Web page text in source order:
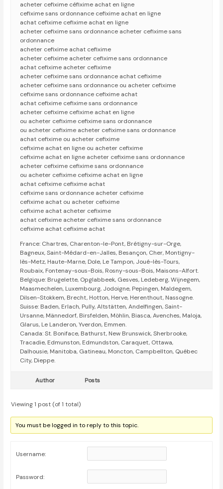
acheter cefixime céfixime achat en ligne
cefixime sans ordonnance cefixime achat en ligne
achat cefixime cefixime achat en ligne
acheter cefixime sans ordonnance acheter cefixime sans
ordonnance
acheter cefixime achat cefixime
acheter cefixime acheter cefixime sans ordonnance
achat cefixime acheter cefixime
acheter cefixime sans ordonnance achat cefixime
acheter cefixime sans ordonnance ou acheter cefixime
cefixime sans ordonnance cefixime achat
achat cefixime cefixime sans ordonnance
acheter cefixime cefixime achat en ligne
ou acheter cefixime cefixime sans ordonnance
ou acheter cefixime acheter cefixime sans ordonnance
achat cefixime ou acheter cefixime
cefixime achat en ligne ou acheter cefixime
cefixime achat en ligne acheter cefixime sans ordonnance
acheter cefixime cefixime sans ordonnance
ou acheter cefixime cefixime achat en ligne
achat cefixime cefixime achat
cefixime sans ordonnance acheter cefixime
cefixime achat ou acheter cefixime
cefixime achat acheter cefixime
achat cefixime acheter cefixime sans ordonnance
cefixime achat cefixime achat
France: Chartres, Charenton-le-Pont, Brétigny-sur-Orge,
Bagneux, Saint-Médard-en-Jalles, Besançon, Cher, Montigny-
lès-Metz, Haute-Marne, Dole, Le Tampon, Joué-lès-Tours,
Roubaix, Fontenay-sous-Bois, Rosny-sous-Bois, Maisons-Alfort.
Belgique: Brugelette, Opglabbeek, Gesves, Ledeberg, Wijnegem,
Maasmechelen, Luxembourg, Jodoigne, Pepingen, Maldegem,
Dilsen-Stokkem, Brecht, Hotton, Herve, Herenthout, Nassogne.
Suisse: Baden, Erlach, Pully, Altstätten, Andelfingen, Saint-
Ursanne, Männedorf, Birsfelden, Möhlin, Biasca, Avenches, Maloja,
Glarus, Le Landeron, Yverdon, Emmen.
Canada: St. Boniface, Bathurst, New Brunswick, Sherbrooke,
Tracadie, Edmunston, Edmundston, Caraquet, Ottawa,
Dalhousie, Manitoba, Gatineau, Moncton, Campbellton, Québec
City, Dieppe.
Author Posts
Viewing 1 post (of 1 total)
You must be logged in to reply to this topic.
Username:
Password: